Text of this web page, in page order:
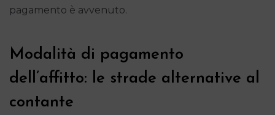
pagamento è avvenuto.
Modalità di pagamento
dell’affitto: le strade alternative al
contante